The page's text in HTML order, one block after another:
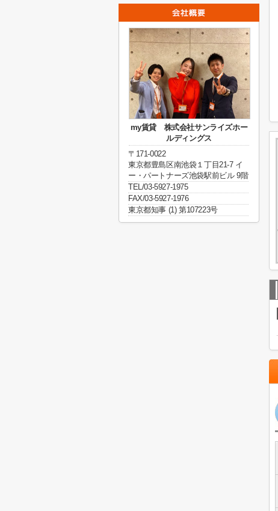
my賃貸 株式会社サンライズホー
ルディングス
〒171-0022
東京都豊島区南池袋１丁目21-7 イ
ー・パートナーズ池袋駅前ビル 9階
TEL/03-5927-1975
FAX/03-5927-1976
東京都知事 (1) 第107223号